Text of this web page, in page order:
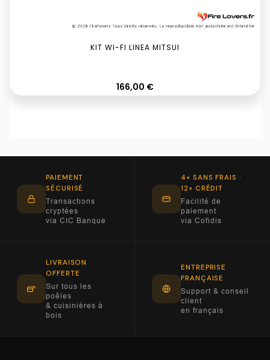
KIT WI-FI LINEA MITSUI
166,00 €Prix
PAIEMENT
SÉCURISÉ
Transactions
cryptées
via CIC Banque
4× SANS FRAIS ·
12× CRÉDIT
Facilité de
paiement
via Cofidis
LIVRAISON
OFFERTE
Sur tous les
poêles
& cuisinières à
bois
ENTREPRISE
FRANÇAISE
Support & conseil
client
en français